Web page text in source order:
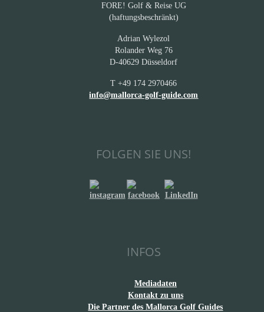
FORE! Golf & Reise UG
(haftungsbeschränkt)
Adrian Wylezol
Rolander Weg 76
D-40629 Düsseldorf
T +49 174 2970466
info@mallorca-golf-guide.com
FOLGEN SIE UNS!
INFOS
Mediadaten
Kontakt zu uns
Die Partner des Mallorca Golf Guides